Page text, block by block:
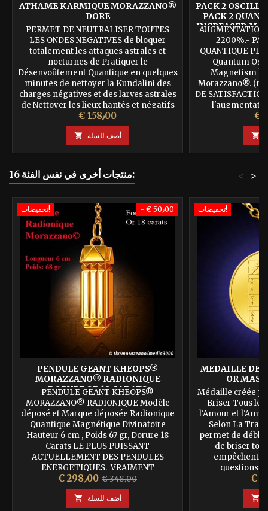
ATHAME KARMIQUE MORAZZANO®
DORE
PERMET DE NEUTRALISER TOUTES
LES ONDES NEGATIVES de bloquer
totalement les attaques astrales et
nocturnes de Pratiquer le
Désenvoûtement Quantique en quelques
minutes de nettoyer la Kundalini des
charges négatives et des larves astrales
de Nettoyer les lieux hantés et négatifs
de pratiquer les soins quantiques pour
soulager, apaiser, soigner.Très efficace...
السعر € 158٫00
 أضف للسلة
PACK 2
PACK 2
INCREASED
2200%.-
QUANTIQUE
Quantum
Magnetism
Morazzano®.
DE
personnel,
meilleur

16 منتجات أخرى في نفس الفئة: >
<
- € 50٫00 تخفيضات!
PENDULE GEANT KHEOPS®
MORAZZANO® RADIONIQUE
DORURE OR 18 CARATS
PENDULE GEANT KHEOPS®
MORAZZANO® RADIONIQUE Modèle
déposé et Marque déposée Radionique
Quantique Magnétique Divinatoire
Hauteur 6 cm , Poids 67 gr, Dorure 18
Carats LE PLUS PUISSANT
ACTUELLEMENT DES PENDULES
ENERGETIQUES. VRAIMENT
EXCEPTIONNEL. FABRICATION
ARTISANALE DE LUXE. Ce Pendule
exceptionnel conçu selon le Nombre
السعر € 298٫00 السعر
الأساسي
€ 348٫00
 أضف للسلة
تخفيضات!
MEDAILLE DE
OR
Médaille créée
Briser Tous les
l'Amour et
Selon La
permet de
de briser
empêchent
questions
commerciales.
porte sur
